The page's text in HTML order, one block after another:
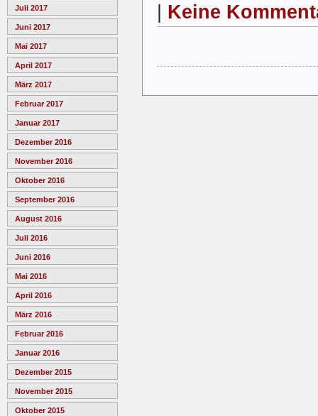
Juli 2017
Juni 2017
Mai 2017
April 2017
März 2017
Februar 2017
Januar 2017
Dezember 2016
November 2016
Oktober 2016
September 2016
August 2016
Juli 2016
Juni 2016
Mai 2016
April 2016
März 2016
Februar 2016
Januar 2016
Dezember 2015
November 2015
Oktober 2015
Keine